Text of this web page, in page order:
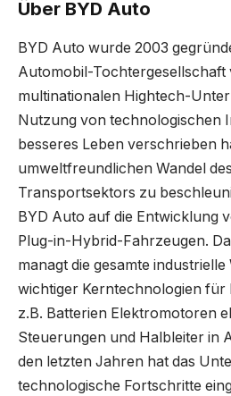
Über BYD Auto
BYD Auto wurde 2003
Automobil-Tochtergesellschaft
multinationalen Hightech-
Nutzung von technologischen
besseres Leben verschrieben
umweltfreundlichen Wandel
Transportsektors zu
BYD Auto auf die Entwicklung
Plug-in-Hybrid-Fahrzeugen.
managt die gesamte
wichtiger Kerntechnologien für
z.B. Batterien Elektromotoren
Steuerungen und Halbleiter in
den letzten Jahren hat das
technologische Fortschritte